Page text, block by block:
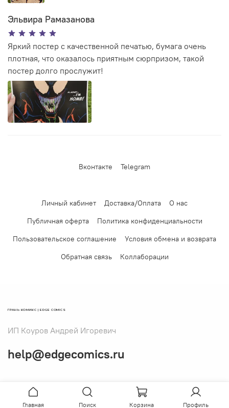
Эльвира Рамазанова
Яркий постер с качественной печатью, бумага очень
плотная, что оказалось приятным сюрпризом, такой
постер долго прослужит!
Вконтакте Telegram
Личный кабинет Доставка/Оплата
О нас
Публичная оферта
Политика конфиденциальности
Пользовательское соглашение
Условия обмена и возврата
Обратная связь
Коллаборации
ГРАНЬ КОМИКС | EDGE COMICS
ИП Коуров Андрей Игоревич
help@edgecomics.ru
Главная Поиск Корзина Профиль